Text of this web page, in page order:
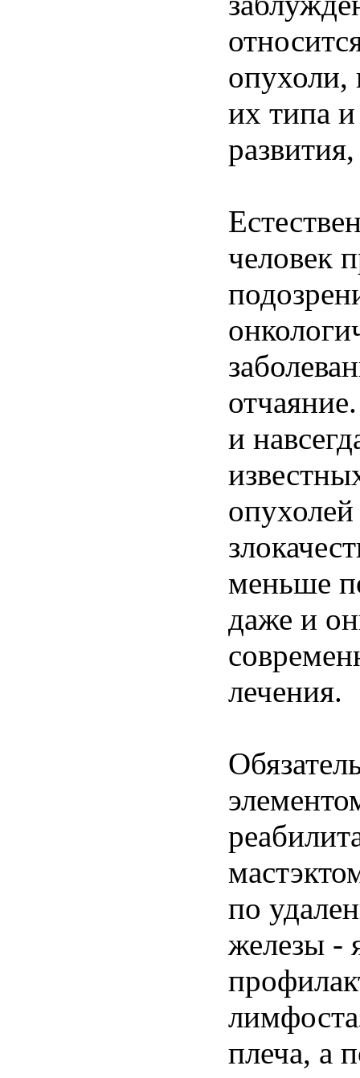
опухоли,
их типа
человек
и
опухолей
меньше
даже и
лечения.
по
железы -
плеча, а